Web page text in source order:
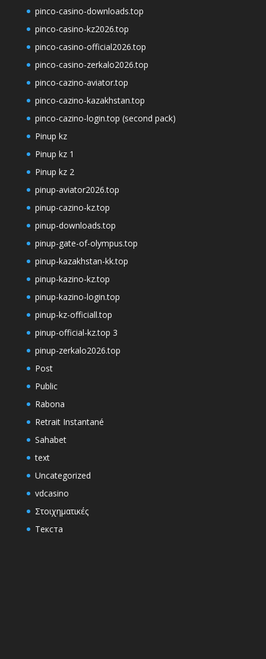
pinco-casino-downloads.top
pinco-casino-kz2026.top
pinco-casino-official2026.top
pinco-casino-zerkalo2026.top
pinco-cazino-aviator.top
pinco-cazino-kazakhstan.top
pinco-cazino-login.top (second pack)
Pinup kz
Pinup kz 1
Pinup kz 2
pinup-aviator2026.top
pinup-cazino-kz.top
pinup-downloads.top
pinup-gate-of-olympus.top
pinup-kazakhstan-kk.top
pinup-kazino-kz.top
pinup-kazino-login.top
pinup-kz-officiall.top
pinup-official-kz.top 3
pinup-zerkalo2026.top
Post
Public
Rabona
Retrait Instantané
Sahabet
text
Uncategorized
vdcasino
Στοιχηματικές
Текста